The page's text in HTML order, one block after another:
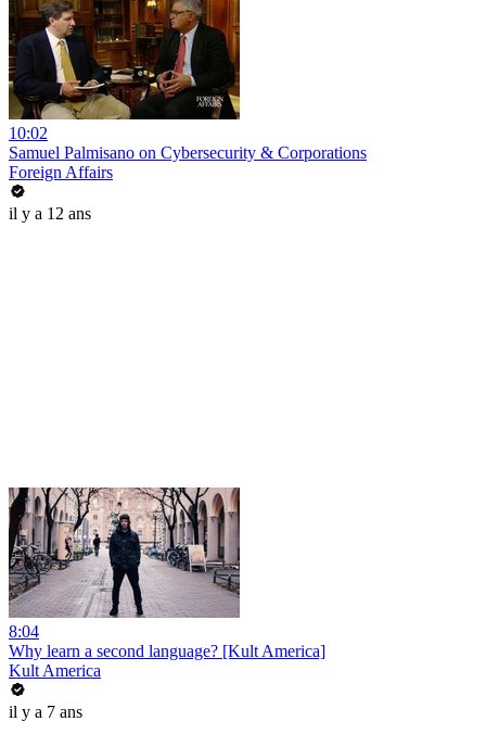
10:02
Samuel Palmisano on Cybersecurity & Corporations
Foreign Affairs
il y a 12 ans
8:04
Why learn a second language? [Kult America]
Kult America
il y a 7 ans